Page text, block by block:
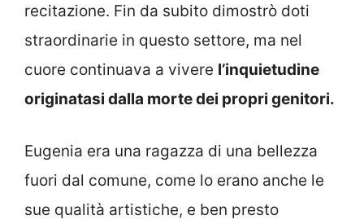
recitazione. Fin da subito dimostrò doti
straordinarie in questo settore, ma nel
cuore continuava a vivere l’inquietudine
originatasi dalla morte dei propri genitori.
Eugenia era una ragazza di una bellezza
fuori dal comune, come lo erano anche le
sue qualità artistiche, e ben presto